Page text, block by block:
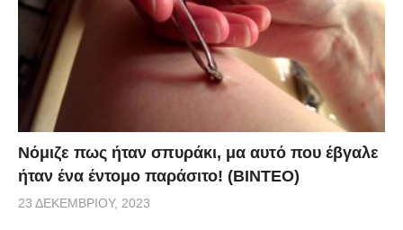
Νόμιζε πως ήταν σπυράκι, μα αυτό που έβγαλε
ήταν ένα έντομο παράσιτο! (BINTEO)
23 ΔΕΚΕΜΒΡΊΟΥ, 2023